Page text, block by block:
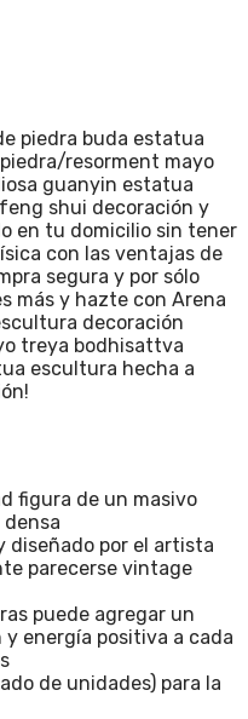
piedra buda estatua
resorment mayo
guanyin estatua
shui decoración y
en tu domicilio sin tener
con las ventajas de
segura y por sólo
más y hazte con Arena
decoración
treya bodhisattva
escultura hecha a
figura de un masivo
diseñado por el artista
parecerse vintage
puede agregar un
energía positiva a cada
de unidades) para la